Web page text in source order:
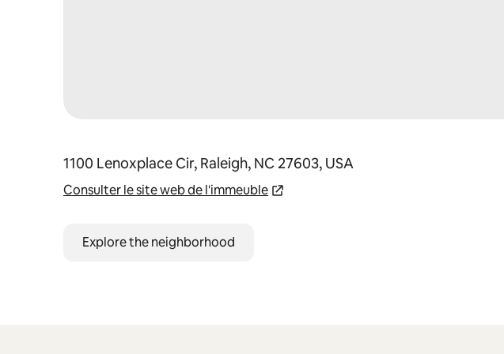
1100 Lenoxplace Cir, Raleigh, NC 27603, USA
Consulter le site web de l'immeuble
Explore the neighborhood